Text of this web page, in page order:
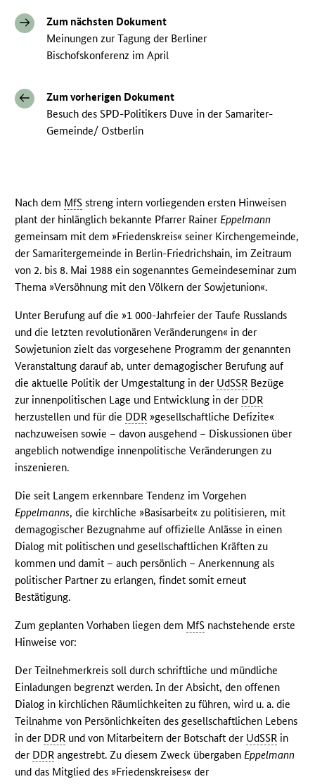
Zum nächsten Dokument
Meinungen zur Tagung der Berliner
Bischofskonferenz im April
Zum vorherigen Dokument
Besuch des SPD-Politikers Duve in der Samariter-
Gemeinde/ Ostberlin
Nach dem MfS streng intern vorliegenden ersten Hinweisen
plant der hinlänglich bekannte Pfarrer RainerEppelmann
gemeinsam mit dem »Friedenskreis« seiner Kirchengemeinde,
der Samaritergemeinde in Berlin-Friedrichshain, im Zeitraum
von 2. bis 8. Mai 1988 ein sogenanntes Gemeindeseminar zum
Thema »Versöhnung mit den Völkern der Sowjetunion«.
Unter Berufung auf die »1 000-Jahrfeier der Taufe Russlands
und die letzten revolutionären Veränderungen« in der
Sowjetunion zielt das vorgesehene Programm der genannten
Veranstaltung darauf ab, unter demagogischer Berufung auf
die aktuelle Politik der Umgestaltung in der UdSSR Bezüge
zur innenpolitischen Lage und Entwicklung in der DDR
herzustellen und für die DDR »gesellschaftliche Defizite«
nachzuweisen sowie – davon ausgehend – Diskussionen über
angeblich notwendige innenpolitische Veränderungen zu
inszenieren.
Die seit Langem erkennbare Tendenz im Vorgehen
Eppelmanns, die kirchliche »Basisarbeit« zu politisieren, mit
demagogischer Bezugnahme auf offizielle Anlässe in einen
Dialog mit politischen und gesellschaftlichen Kräften zu
kommen und damit – auch persönlich – Anerkennung als
politischer Partner zu erlangen, findet somit erneut
Bestätigung.
Zum geplanten Vorhaben liegen dem MfS nachstehende erste
Hinweise vor:
Der Teilnehmerkreis soll durch schriftliche und mündliche
Einladungen begrenzt werden. In der Absicht, den offenen
Dialog in kirchlichen Räumlichkeiten zu führen, wird u. a. die
Teilnahme von Persönlichkeiten des gesellschaftlichen Lebens
in der DDR und von Mitarbeitern der Botschaft der UdSSR in
der DDR angestrebt. Zu diesem Zweck übergabenEppelmann
und das Mitglied des »Friedenskreises« der